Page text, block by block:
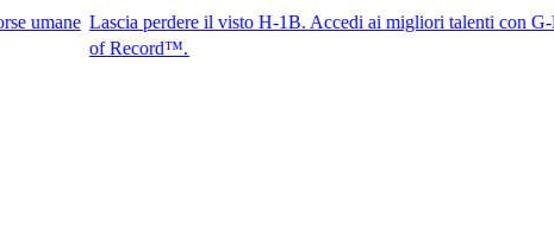
Lascia perdere il visto H-1B. Accedi ai migliori talenti con G-P Employer
of Record™.​​